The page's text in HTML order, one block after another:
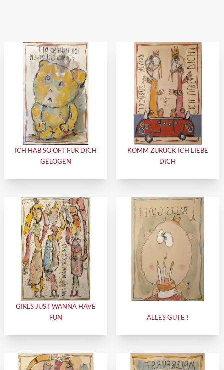
ICH HAB SO OFT FÜR DICH
GELOGEN
KOMM ZURÜCK ICH LIEBE
DICH
GIRLS JUST WANNA HAVE
FUN
ALLES GUTE !